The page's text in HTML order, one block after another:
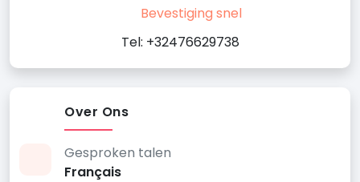
Bevestiging snel
Tel: +32476629738
Over Ons
Gesproken talen
Français